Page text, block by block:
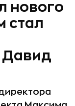
нового
стал
Давид